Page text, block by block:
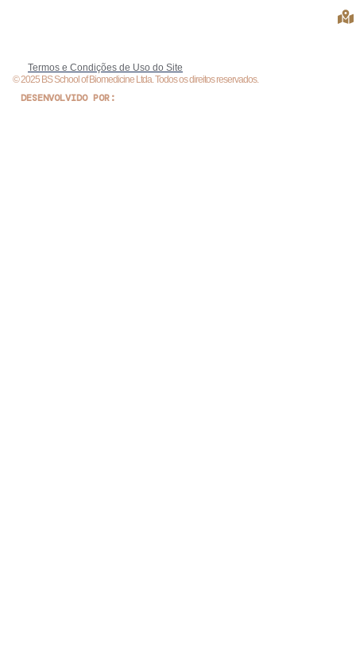
Termos e Condições de Uso do Site
© 2025 BS School of Biomedicine Ltda. Todos os direitos reservados.
DESENVOLVIDO POR: